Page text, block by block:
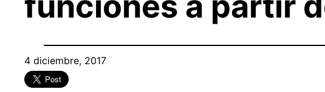
4 diciembre, 2017